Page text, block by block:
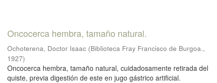
Oncocerca hembra, tamaño natural.
Ochoterena, Doctor Isaac (Biblioteca Fray Francisco de Burgoa.,
1927)
Oncocerca hembra, tamaño natural, cuidadosamente retirada del
quiste, previa digestión de este en jugo gástrico artificial.